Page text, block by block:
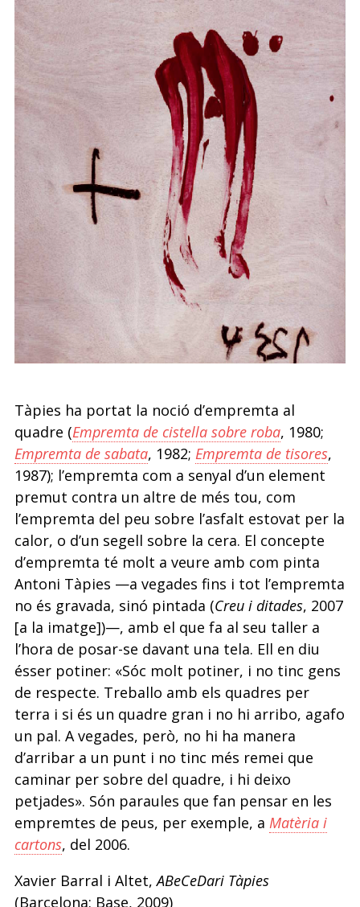
Tàpies ha portat la noció d’empremta al
quadre (Empremta de cistella sobre roba, 1980;
Empremta de sabata, 1982; Empremta de tisores,
1987); l’empremta com a senyal d’un element
premut contra un altre de més tou, com
l’empremta del peu sobre l’asfalt estovat per la
calor, o d’un segell sobre la cera. El concepte
d’empremta té molt a veure amb com pinta
Antoni Tàpies —a vegades fins i tot l’empremta
no és gravada, sinó pintada (Creu i ditades, 2007
[a la imatge])—, amb el que fa al seu taller a
l’hora de posar-se davant una tela. Ell en diu
ésser potiner: «Sóc molt potiner, i no tinc gens
de respecte. Treballo amb els quadres per
terra i si és un quadre gran i no hi arribo, agafo
un pal. A vegades, però, no hi ha manera
d’arribar a un punt i no tinc més remei que
caminar per sobre del quadre, i hi deixo
petjades». Són paraules que fan pensar en les
empremtes de peus, per exemple, a Matèria i
cartons, del 2006.
Xavier Barral i Altet,ABeCeDari Tàpies
(Barcelona: Base, 2009)